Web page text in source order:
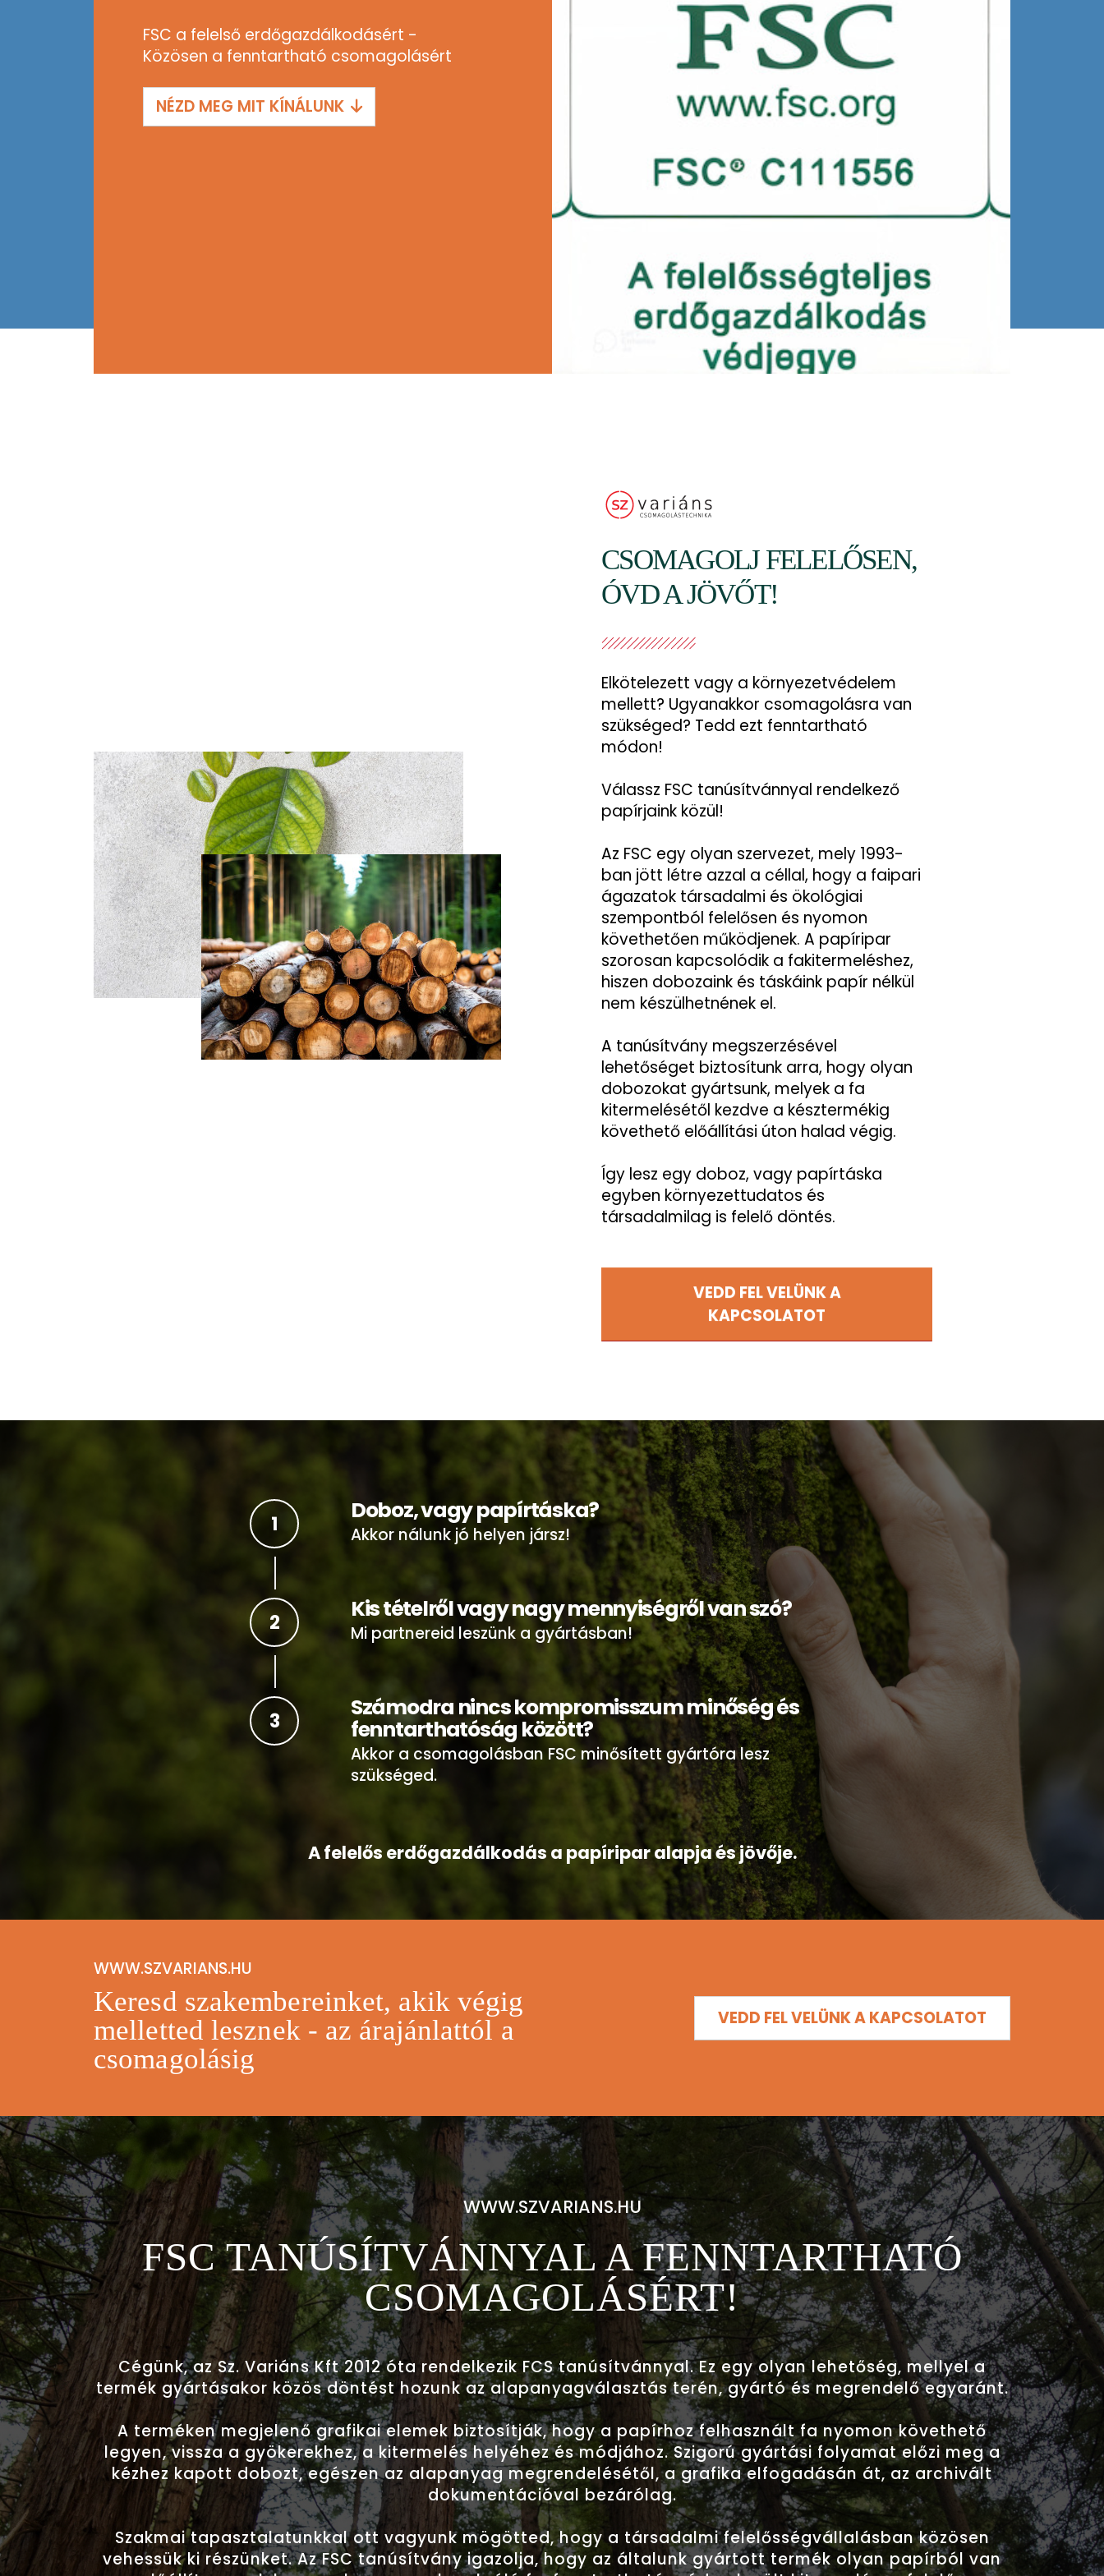
FSC a felelső erdőgazdálkodásért -
Közösen a fenntartható csomagolásért
NÉZD MEG MIT KÍNÁLUNK
CSOMAGOLJ FELELŐSEN,
ÓVD A JÖVŐT!
Elkötelezett vagy a környezetvédelem
mellett? Ugyanakkor csomagolásra van
szükséged? Tedd ezt fenntartható
módon!
Válassz FSC tanúsítvánnyal rendelkező
papírjaink közül!
Az FSC egy olyan szervezet, mely 1993-
ban jött létre azzal a céllal, hogy a faipari
ágazatok társadalmi és ökológiai
szempontból felelősen és nyomon
követhetően működjenek. A papíripar
szorosan kapcsolódik a fakitermeléshez,
hiszen dobozaink és táskáink papír nélkül
nem készülhetnének el.
A tanúsítvány megszerzésével
lehetőséget biztosítunk arra, hogy olyan
dobozokat gyártsunk, melyek a fa
kitermelésétől kezdve a késztermékig
követhető előállítási úton halad végig.
Így lesz egy doboz, vagy papírtáska
egyben környezettudatos és
társadalmilag is felelő döntés.
VEDD FEL VELÜNK A
KAPCSOLATOT
1 Doboz, vagy papírtáska?
Akkor nálunk jó helyen jársz!
2 Kis tételről vagy nagy mennyiségről van szó?
Mi partnereid leszünk a gyártásban!
3 Számodra nincs kompromisszum minőség és
fenntarthatóság között?
Akkor a csomagolásban FSC minősített gyártóra lesz
szükséged.
A felelős erdőgazdálkodás a papíripar alapja és jövője.
WWW.SZVARIANS.HU
Keresd szakembereinket, akik végig
melletted lesznek - az árajánlattól a
csomagolásig
VEDD FEL VELÜNK A KAPCSOLATOT
WWW.SZVARIANS.HU
FSC TANÚSÍTVÁNNYAL A FENNTARTHATÓ
CSOMAGOLÁSÉRT!
Cégünk, az Sz. Variáns Kft 2012 óta rendelkezik FCS tanúsítvánnyal. Ez egy olyan lehetőség, mellyel a
termék gyártásakor közös döntést hozunk az alapanyagválasztás terén, gyártó és megrendelő egyaránt.
A terméken megjelenő grafikai elemek biztosítják, hogy a papírhoz felhasznált fa nyomon követhető
legyen, vissza a gyökerekhez, a kitermelés helyéhez és módjához. Szigorú gyártási folyamat előzi meg a
kézhez kapott dobozt, egészen az alapanyag megrendelésétől, a grafika elfogadásán át, az archivált
dokumentációval bezárólag.
Szakmai tapasztalatunkkal ott vagyunk mögötted, hogy a társadalmi felelősségvállalásban közösen
vehessük ki részünket. Az FSC tanúsítvány igazolja, hogy az általunk gyártott termék olyan papírból van